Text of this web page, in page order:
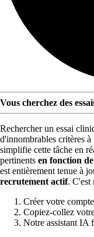
Vous cherchez des
Rechercher un essai
d'innombrables critères
simplifie cette tâche en
pertinents en fonction
est entièrement tenue à
recrutement actif. C'est
Créer votre compte
Copiez-collez
Notre assistant IA